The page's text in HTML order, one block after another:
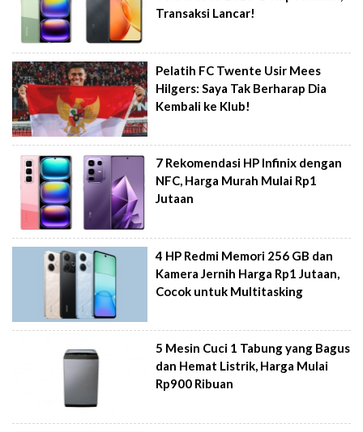
Transaksi Lancar!
Pelatih FC Twente Usir Mees
Hilgers: Saya Tak Berharap Dia
Kembali ke Klub!
7 Rekomendasi HP Infinix dengan
NFC, Harga Murah Mulai Rp1
Jutaan
4 HP Redmi Memori 256 GB dan
Kamera Jernih Harga Rp1 Jutaan,
Cocok untuk Multitasking
5 Mesin Cuci 1 Tabung yang Bagus
dan Hemat Listrik, Harga Mulai
Rp900 Ribuan